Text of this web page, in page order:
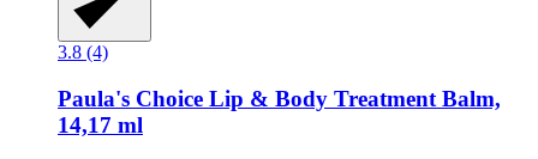
3.8 (4)
Paula's Choice Lip & Body Treatment Balm,
14,17 ml